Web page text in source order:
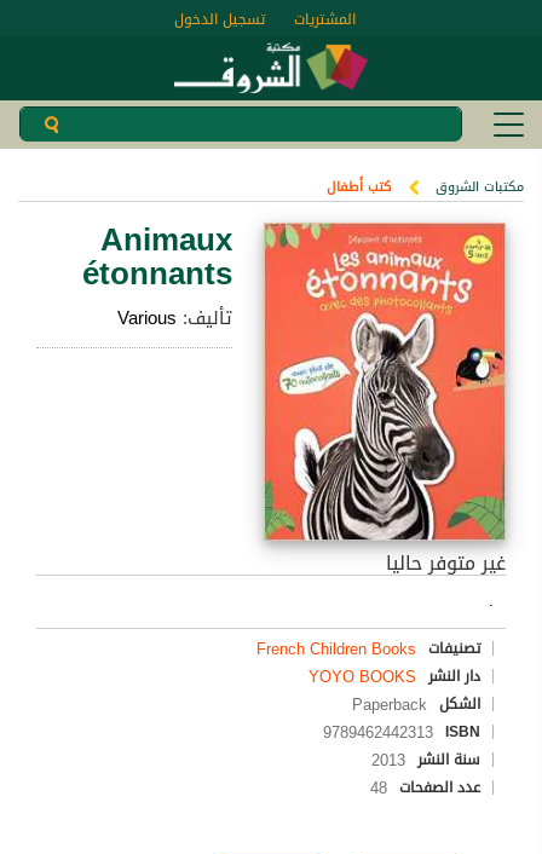
تسجيل الدخول المشتريات
مكتبات الشروق كتب أطفال
Animaux
étonnants
تأليف: Various
غير متوفر حاليا
.
تصنيفات French Children Books
دار النشر YOYO BOOKS
الشكل Paperback
ISBN
9789462442313
سنة النشر 2013
عدد الصفحات 48